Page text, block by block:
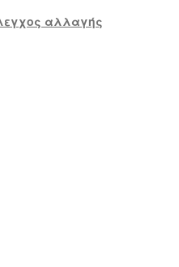
αλλαγής